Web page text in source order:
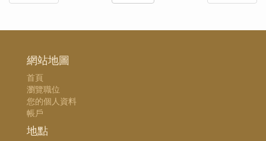
網站地圖
首頁
瀏覽職位
您的個人資料
帳戶
地點